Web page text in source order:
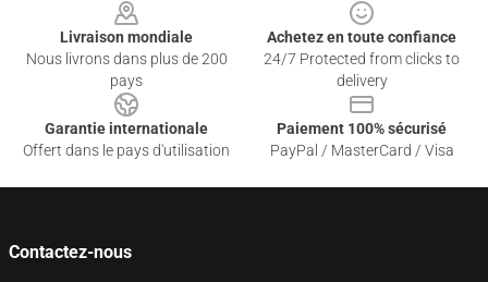
Livraison mondiale
Nous livrons dans plus de 200
pays
Achetez en toute confiance
24/7 Protected from clicks to
delivery
Garantie internationale
Offert dans le pays d'utilisation
Paiement 100% sécurisé
PayPal / MasterCard / Visa
Contactez-nous